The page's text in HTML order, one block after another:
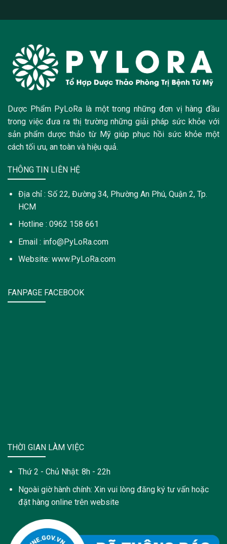
Dược Phẩm PyLoRa là một trong những đơn vị hàng đầu
trong việc đưa ra thị trường những giải pháp sức khỏe với
sản phẩm dược thảo từ Mỹ giúp phục hồi sức khỏe một
cách tối ưu, an toàn và hiệu quả.
THÔNG TIN LIÊN HỆ
Địa chỉ : Số 22, Đường 34, Phường An Phú, Quận 2, Tp.
HCM
Hotline : 0962 158 661
Email : info@PyLoRa.com
Website: www.PyLoRa.com
FANPAGE FACEBOOK
THỜI GIAN LÀM VIỆC
Thứ 2 - Chủ Nhật: 8h - 22h
Ngoài giờ hành chính: Xin vui lòng đăng ký tư vấn hoặc
đặt hàng online trên website